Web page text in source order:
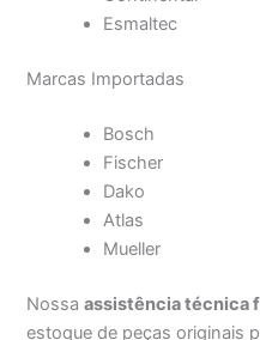
Esmaltec
Marcas Importadas
Bosch
Fischer
Dako
Atlas
Mueller
Nossaassistência técnica
estoque de peças originais